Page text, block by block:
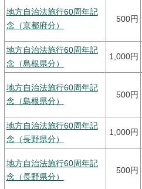
地方自治法施行60周年記
念（京都府分）
500円
地方自治法施行60周年記
念（島根県分）
1,000円
地方自治法施行60周年記
念（島根県分）
500円
地方自治法施行60周年記
念（長野県分）
1,000円
地方自治法施行60周年記
念（長野県分）
500円